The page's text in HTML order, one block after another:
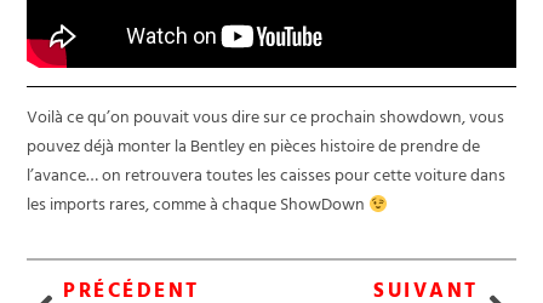
Voilà ce qu’on pouvait vous dire sur ce prochain showdown, vous
pouvez déjà monter la Bentley en pièces histoire de prendre de
l’avance… on retrouvera toutes les caisses pour cette voiture dans
les imports rares, comme à chaque ShowDown
PRÉCÉDENT SUIVANT